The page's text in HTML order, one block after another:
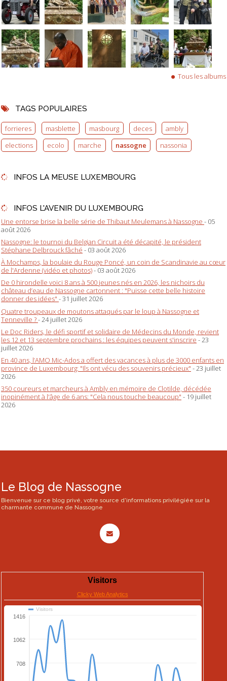
Tous les albums
TAGS POPULAIRES
forrieres masblette masbourg deces
ambly
elections
ecolo marche nassogne nassonia
INFOS LA MEUSE LUXEMBOURG
INFOS L'AVENIR DU LUXEMBOURG
Une entorse brise la belle série de Thibaut Meulemans à Nassogne - 05
août 2026
Nassogne: le tournoi du Belgian Circuit a été décapité, le président
Stéphane Delbrouck fâché - 03 août 2026
À Mochamps, la boulaie du Rouge Poncé, un coin de Scandinavie au cœur
de l'Ardenne (vidéo et photos)- 03 août 2026
De 0 hirondelle voici 8 ans à 500 jeunes nés en 2026, les nichoirs du
château d’eau de Nassogne cartonnent : "Puisse cette belle histoire
donner des idées" - 31 juillet 2026
Quatre troupeaux de moutons attaqués par le loup à Nassogne et
Tenneville ?- 24 juillet 2026
Le Doc Riders, le défi sportif et solidaire de Médecins du Monde, revient
les 12 et 13 septembre prochains : les équipes peuvent s'inscrire - 23
juillet 2026
En 40 ans, l’AMO Mic-Ados a offert des vacances à plus de 3000 enfants en
province de Luxembourg: "Ils ont vécu des souvenirs précieux" - 23 juillet
2026
350 coureurs et marcheurs à Ambly en mémoire de Clotilde, décédée
inopinément à l'âge de 6 ans: "Cela nous touche beaucoup" - 19 juillet
2026
Le Blog de Nassogne
Bienvenue sur ce blog privé, votre source d'informations privilégiée sur la
charmante commune de Nassogne